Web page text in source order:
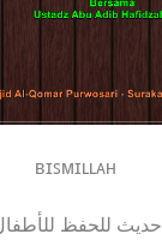
ʙɪꜱᴍɪʟʟᴀʜ
حديث للحفظ